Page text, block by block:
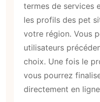
termes de services
les profils des pet
votre région. Vous
utilisateurs
choix. Une fois le
vous pourrez
directement en